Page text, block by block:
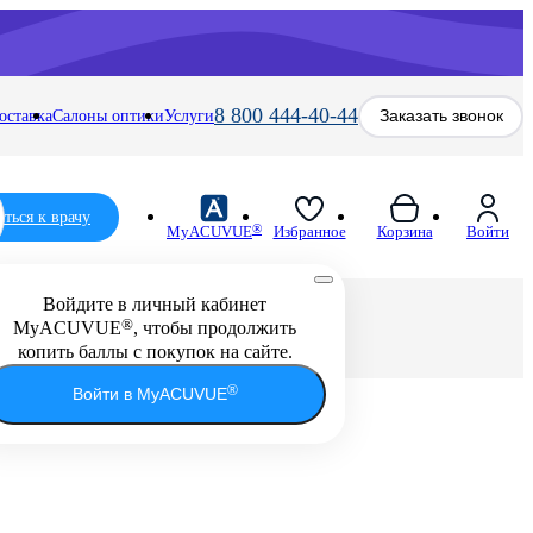
Салоны оптикиУслуги8 800 444-40-44 Заказать звонок
к врачу
MyACUVUE® Избранное Корзина Войти
Войдите в личный кабинет
MyACUVUE®, чтобы продолжить
копить баллы с покупок на сайте.
Войти в MyACUVUE®
Распродажа
Подарочные карты
Бесплатная примерка
очков при заказе
Бесплатная примерка
очков при заказе
Подарочные карты